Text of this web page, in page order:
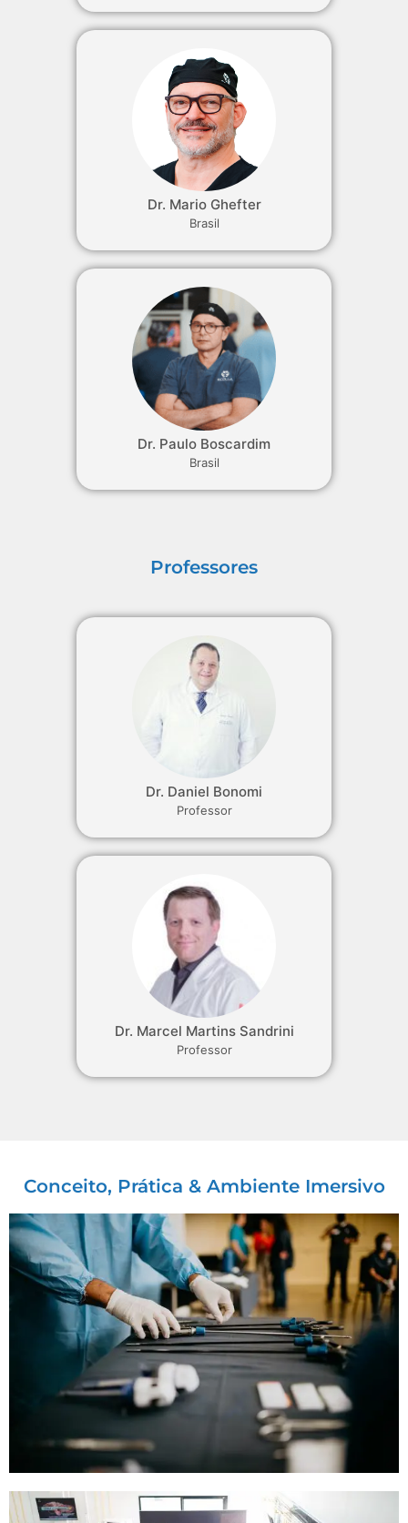
Dr. Mario Ghefter
Brasil
Dr. Paulo Boscardim
Brasil
Professores
Dr. Daniel Bonomi
Professor
Dr. Marcel Martins Sandrini
Professor
Conceito, Prática & Ambiente Imersivo